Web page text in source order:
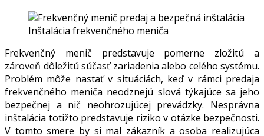
Inštalácia frekvenčného meniča
Frekvenčný menič predstavuje pomerne zložitú a
zároveň dôležitú súčasť zariadenia alebo celého systému.
Problém môže nastať v situáciách, keď v rámci predaja
frekvenčného meniča neodznejú slová týkajúce sa jeho
bezpečnej a nič neohrozujúcej prevádzky. Nesprávna
inštalácia totižto predstavuje riziko v otázke bezpečnosti.
V tomto smere by si mal zákazník a osoba realizujúca